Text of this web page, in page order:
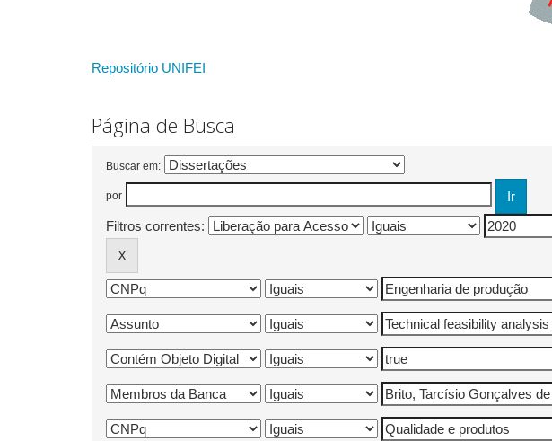
Repositório UNIFEI
Página de Busca
Buscar em:
por
Filtros correntes: